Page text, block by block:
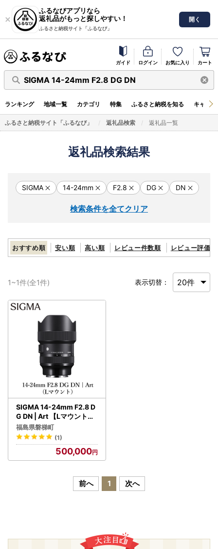
ふるなびアプリなら
返礼品がもっと探しやすい！
ふるさと納税サイト「ふるなび」
開く
ガイド ログイン お気に入り カート
SIGMA 14-24mm F2.8 DG DN
ランキング 地域一覧 カテゴリ 特集 ふるさと納税を知る キャン
ふるさと納税サイト「ふるなび」 返礼品検索 返礼品一覧
返礼品検索結果
SIGMA 14-24mm F2.8 DG DN
検索条件を全てクリア
おすすめ順 安い順 高い順 レビュー件数順 レビュー評価順
1~1件(全1件) 表示切替：
SIGMA 14-24mm F2.8 D
G DN | Art 【Lマウント】
カメラ レンズ 家電
福島県磐梯町
(1)
500,000
前へ 1 次へ